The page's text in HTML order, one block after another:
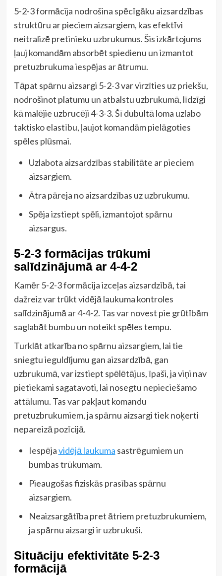
5-2-3 formācija nodrošina spēcīgāku aizsardzības
struktūru ar pieciem aizsargiem, kas efektīvi
neitralizē pretinieku uzbrukumus. Šis izkārtojums
ļauj komandām absorbēt spiedienu un izmantot
pretuzbrukuma iespējas ar ātrumu.
Tāpat spārnu aizsargi 5-2-3 var virzīties uz priekšu,
nodrošinot platumu un atbalstu uzbrukumā, līdzīgi
kā malējie uzbrucēji 4-3-3. Šī dubultā loma uzlabo
taktisko elastību, ļaujot komandām pielāgoties
spēles plūsmai.
Uzlabota aizsardzības stabilitāte ar pieciem
aizsargiem.
Ātra pāreja no aizsardzības uz uzbrukumu.
Spēja izstiept spēli, izmantojot spārnu
aizsargus.
5-2-3 formācijas trūkumi
salīdzinājumā ar 4-4-2
Kamēr 5-2-3 formācija izceļas aizsardzībā, tai
dažreiz var trūkt vidējā laukuma kontroles
salīdzinājumā ar 4-4-2. Tas var novest pie grūtībām
saglabāt bumbu un noteikt spēles tempu.
Turklāt atkarība no spārnu aizsargiem, lai tie
sniegtu ieguldījumu gan aizsardzībā, gan
uzbrukumā, var izstiept spēlētājus, īpaši, ja viņi nav
pietiekami sagatavoti, lai nosegtu nepieciešamo
attālumu. Tas var pakļaut komandu
pretuzbrukumiem, ja spārnu aizsargi tiek noķerti
nepareizā pozīcijā.
Iespējavidējā laukuma sastrēgumiem un
bumbas trūkumam.
Pieaugošas fiziskās prasības spārnu
aizsargiem.
Neaizsargātība pret ātriem pretuzbrukumiem,
ja spārnu aizsargi ir uzbrukuši.
Situāciju efektivitāte 5-2-3
formācijā